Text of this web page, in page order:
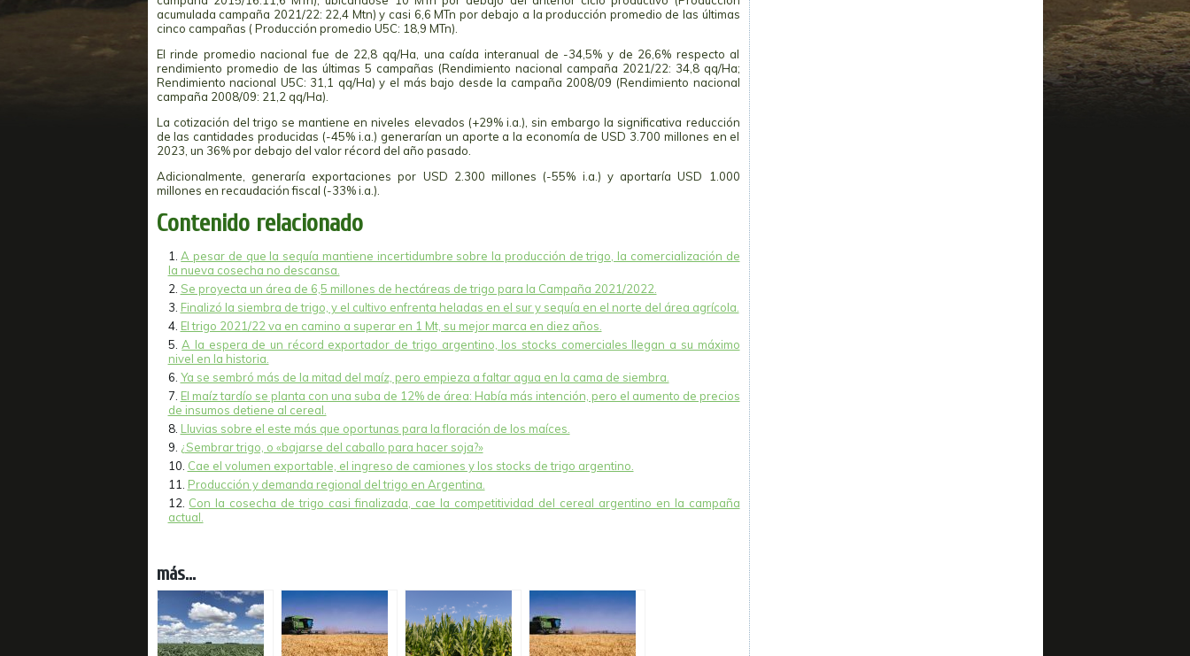
acumulada campaña 2021/22: 22,4 Mtn) y casi 6,6 MTn por debajo a la producción promedio de las últimas
cinco campañas ( Producción promedio U5C: 18,9 MTn).
El rinde promedio nacional fue de 22,8 qq/Ha, una caída interanual de -34,5% y de 26,6% respecto al
rendimiento promedio de las últimas 5 campañas (Rendimiento nacional campaña 2021/22: 34,8 qq/Ha;
Rendimiento nacional U5C: 31,1 qq/Ha) y el más bajo desde la campaña 2008/09 (Rendimiento nacional
campaña 2008/09: 21,2 qq/Ha).
La cotización del trigo se mantiene en niveles elevados (+29% i.a.), sin embargo la significativa reducción
de las cantidades producidas (-45% i.a.) generarían un aporte a la economía de USD 3.700 millones en el
2023, un 36% por debajo del valor récord del año pasado.
Adicionalmente, generaría exportaciones por USD 2.300 millones (-55% i.a.) y aportaría USD 1.000
millones en recaudación fiscal (-33% i.a.).
Contenido relacionado
A pesar de que la sequía mantiene incertidumbre sobre la producción de trigo, la comercialización de
la nueva cosecha no descansa.
Se proyecta un área de 6,5 millones de hectáreas de trigo para la Campaña 2021/2022.
Finalizó la siembra de trigo, y el cultivo enfrenta heladas en el sur y sequía en el norte del área agrícola.
El trigo 2021/22 va en camino a superar en 1 Mt, su mejor marca en diez años.
A la espera de un récord exportador de trigo argentino, los stocks comerciales llegan a su máximo
nivel en la historia.
Ya se sembró más de la mitad del maíz, pero empieza a faltar agua en la cama de siembra.
El maíz tardío se planta con una suba de 12% de área: Había más intención, pero el aumento de precios
de insumos detiene al cereal.
Lluvias sobre el este más que oportunas para la floración de los maíces.
¿Sembrar trigo, o «bajarse del caballo para hacer soja?»
Cae el volumen exportable, el ingreso de camiones y los stocks de trigo argentino.
Producción y demanda regional del trigo en Argentina.
Con la cosecha de trigo casi finalizada, cae la competitividad del cereal argentino en la campaña
actual.
más...